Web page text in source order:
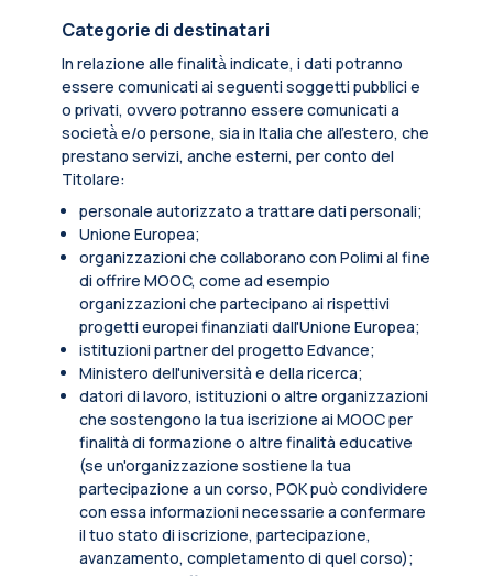
Categorie di destinatari
In relazione alle finalità̀ indicate, i dati potranno
essere comunicati ai seguenti soggetti pubblici e
o privati, ovvero potranno essere comunicati a
società̀ e/o persone, sia in Italia che all’estero, che
prestano servizi, anche esterni, per conto del
Titolare:
personale autorizzato a trattare dati personali;
Unione Europea;
organizzazioni che collaborano con Polimi al fine
di offrire MOOC, come ad esempio
organizzazioni che partecipano ai rispettivi
progetti europei finanziati dall'Unione Europea;
istituzioni partner del progetto Edvance;
Ministero dell'università e della ricerca;
datori di lavoro, istituzioni o altre organizzazioni
che sostengono la tua iscrizione ai MOOC per
finalità di formazione o altre finalità educative
(se un'organizzazione sostiene la tua
partecipazione a un corso, POK può condividere
con essa informazioni necessarie a confermare
il tuo stato di iscrizione, partecipazione,
avanzamento, completamento di quel corso);